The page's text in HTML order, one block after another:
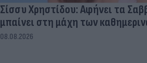
Σίσσυ Χρηστίδου: Αφήνει τα
μπαίνει στη μάχη των
08.08.2026